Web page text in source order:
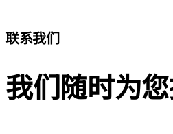
联系我们
我们随时为